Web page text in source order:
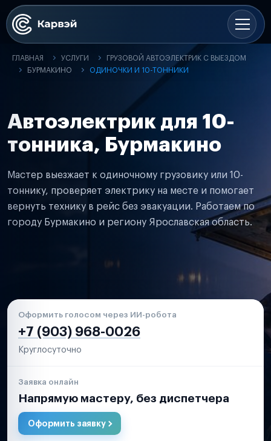
ГЛАВНАЯ УСЛУГИ
ГРУЗОВОЙ АВТОЭЛЕКТРИК С ВЫЕЗДОМ
БУРМАКИНО
ОДИНОЧКИ И 10-ТОННИКИ
Автоэлектрик для 10-
тонника, Бурмакино
Мастер выезжает к одиночному грузовику или 10-
тоннику, проверяет электрику на месте и помогает
вернуть технику в рейс без эвакуации. Работаем по
городу Бурмакино и региону Ярославская область.
Оформить голосом через ИИ-робота
+7 (903) 968-0026
Круглосуточно
Заявка онлайн
Напрямую мастеру, без диспетчера
Оформить заявку